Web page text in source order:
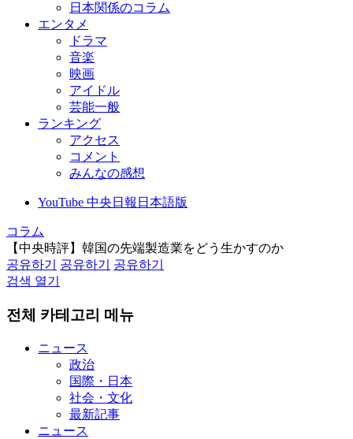
日本関係のコラム
エンタメ
ドラマ
音楽
映画
アイドル
芸能一般
ランキング
アクセス
コメント
みんなの感想
YouTube 中央日報日本語版
コラム
【中央時評】韓国の先端製造業をどう生かすのか
공유하기
공유하기
공유하기
검색 열기
전체 카테고리 메뉴
ニュース
政治
国際・日本
社会・文化
最新記事
ニュース